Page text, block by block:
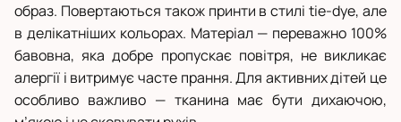
образ. Повертаються також принти в стилі tie-dye, але
в делікатніших кольорах. Матеріал — переважно 100%
бавовна, яка добре пропускає повітря, не викликає
алергії і витримує часте прання. Для активних дітей це
особливо важливо — тканина має бути дихаючою,